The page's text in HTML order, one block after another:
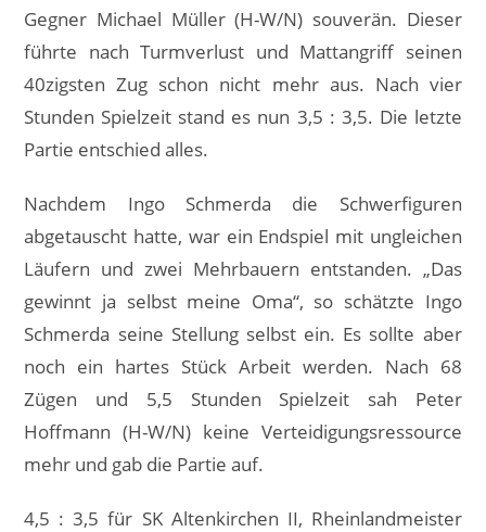
Gegner Michael Müller (H-W/N) souverän. Dieser
führte nach Turmverlust und Mattangriff seinen
40zigsten Zug schon nicht mehr aus. Nach vier
Stunden Spielzeit stand es nun 3,5 : 3,5. Die letzte
Partie entschied alles.
Nachdem Ingo Schmerda die Schwerfiguren
abgetauscht hatte, war ein Endspiel mit ungleichen
Läufern und zwei Mehrbauern entstanden. „Das
gewinnt ja selbst meine Oma“, so schätzte Ingo
Schmerda seine Stellung selbst ein. Es sollte aber
noch ein hartes Stück Arbeit werden. Nach 68
Zügen und 5,5 Stunden Spielzeit sah Peter
Hoffmann (H-W/N) keine Verteidigungsressource
mehr und gab die Partie auf.
4,5 : 3,5 für SK Altenkirchen II, Rheinlandmeister